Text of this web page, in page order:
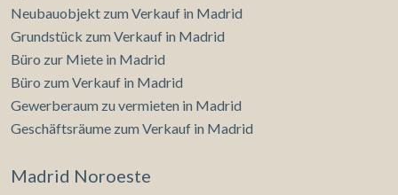
Neubauobjekt zum Verkauf in Madrid
Grundstück zum Verkauf in Madrid
Büro zur Miete in Madrid
Büro zum Verkauf in Madrid
Gewerberaum zu vermieten in Madrid
Geschäftsräume zum Verkauf in Madrid
Madrid Noroeste